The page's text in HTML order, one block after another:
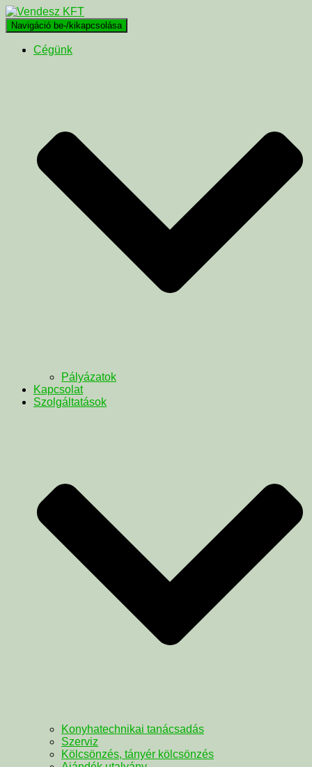
Navigáció be-/kikapcsolása
Cégünk
Pályázatok
Kapcsolat
Szolgáltatások
Konyhatechnikai tanácsadás
Szerviz
Kölcsönzés, tányér kölcsönzés